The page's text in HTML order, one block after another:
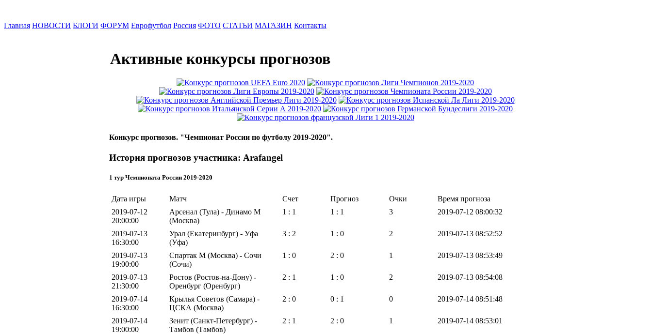
Главная НОВОСТИ БЛОГИ ФОРУМ Еврофутбол Россия ФОТО СТАТЬИ МАГАЗИН Контакты
Активные конкурсы прогнозов
Конкурс прогнозов. "Чемпионат России по футболу 2019-2020".
История прогнозов участника: Arafangel
1 тур Чемпионата России 2019-2020
Дата игры Матч Счет Прогноз Очки
Время прогноза
2019-07-12
20:00:00
Арсенал (Тула) - Динамо М
(Москва)
1 : 1 1 : 1 3 2019-07-12 08:00:32
2019-07-13
16:30:00
Урал (Екатеринбург) - Уфа
(Уфа)
3 : 2 1 : 0 2 2019-07-13 08:52:52
2019-07-13
19:00:00
Спартак М (Москва) - Сочи
(Сочи)
1 : 0 2 : 0 1 2019-07-13 08:53:49
2019-07-13
21:30:00
Ростов (Ростов-на-Дону) -
Оренбург (Оренбург)
2 : 1 1 : 0 2 2019-07-13 08:54:08
2019-07-14
16:30:00
Крылья Советов (Самара) -
ЦСКА (Москва)
2 : 0 0 : 1 0 2019-07-14 08:51:48
2019-07-14
19:00:00
Зенит (Санкт-Петербург) -
Тамбов (Тамбов)
2 : 1 2 : 0 1 2019-07-14 08:53:01